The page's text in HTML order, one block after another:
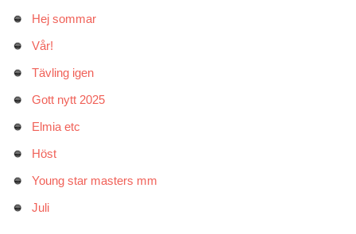
Hej sommar
Vår!
Tävling igen
Gott nytt 2025
Elmia etc
Höst
Young star masters mm
Juli